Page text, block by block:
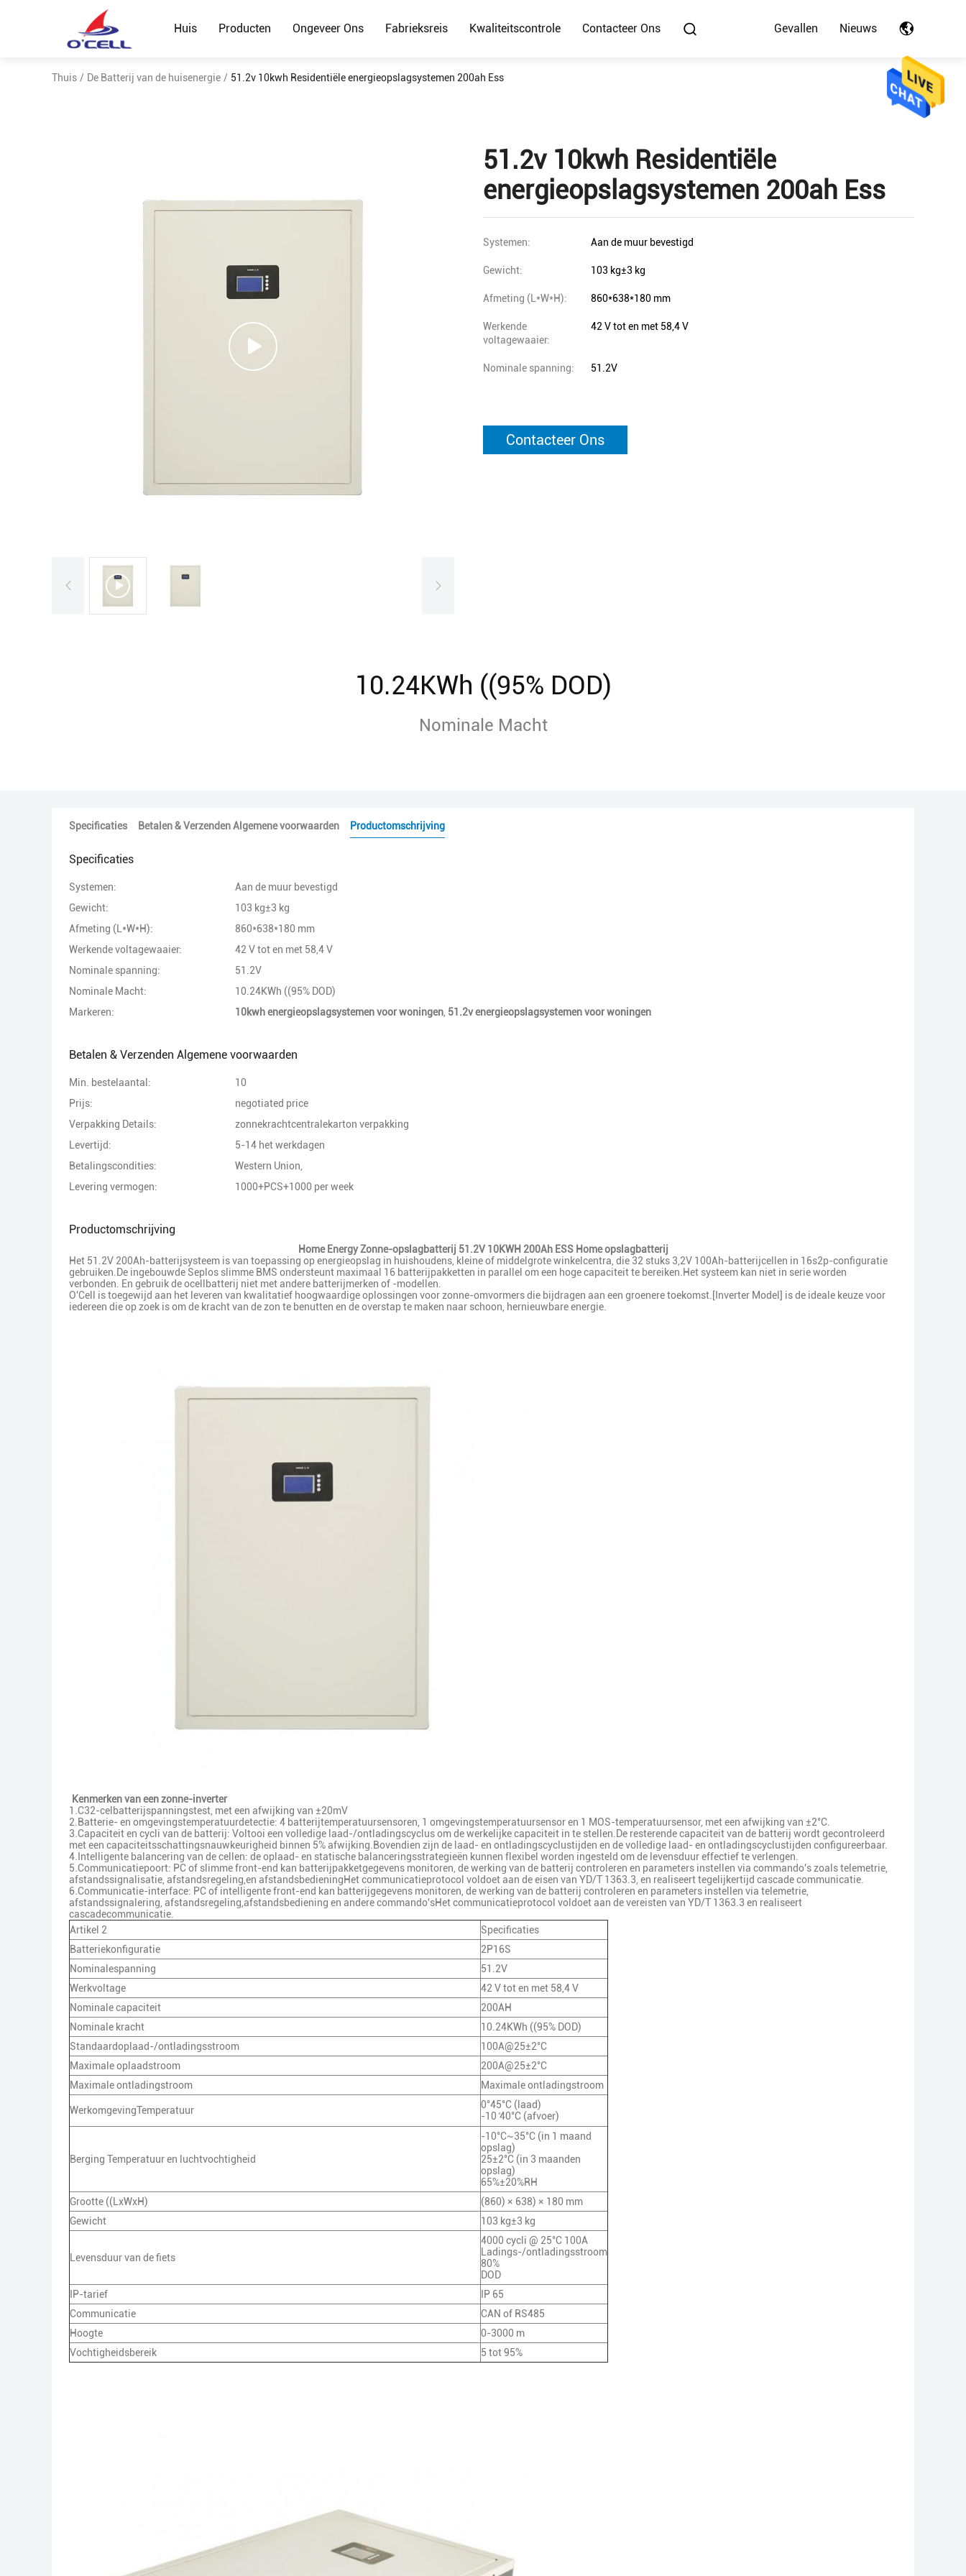
Huis Producten Ongeveer Ons Fabrieksreis Kwaliteitscontrole Contacteer Ons Gevallen Nieuws
Thuis / De Batterij van de huisenergie / 51.2v 10kwh Residentiële energieopslagsystemen 200ah Ess
51.2v 10kwh Residentiële
energieopslagsystemen 200ah Ess
Systemen: Aan de muur bevestigd
Gewicht: 103 kg±3 kg
Afmeting (L*W*H): 860*638*180 mm
Werkende
voltagewaaier:
42 V tot en met 58,4 V
Nominale spanning: 51.2V
Contacteer Ons
10.24KWh ((95% DOD)
Nominale Macht
Specificaties Betalen & Verzenden Algemene voorwaarden Productomschrijving
Specificaties
Systemen:
Aan de muur bevestigd
Gewicht:
103 kg±3 kg
Afmeting (L*W*H):
860*638*180 mm
Werkende voltagewaaier:
42 V tot en met 58,4 V
Nominale spanning:
51.2V
Nominale Macht:
10.24KWh ((95% DOD)
Markeren:
10kwh energieopslagsystemen voor woningen 51.2v energieopslagsystemen voor woningen
Betalen & Verzenden Algemene voorwaarden
Min. bestelaantal:
10
Prijs:
negotiated price
Verpakking Details:
zonnekrachtcentralekarton verpakking
Levertijd:
5-14 het werkdagen
Betalingscondities:
Western Union,
Levering vermogen:
1000+PCS+1000 per week
Productomschrijving
Home Energy Zonne-opslagbatterij 51.2V 10KWH 200Ah ESS Home opslagbatterij
Het 51.2V 200Ah-batterijsysteem is van toepassing op energieopslag in huishoudens, kleine of middelgrote winkelcentra, die 32 stuks 3,2V 100Ah-batterijcellen in 16s2p-configuratie
gebruiken.De ingebouwde Seplos slimme BMS ondersteunt maximaal 16 batterijpakketten in parallel om een hoge capaciteit te bereiken.Het systeem kan niet in serie worden
verbonden. En gebruik de ocellbatterij niet met andere batterijmerken of -modellen.
O'Cell is toegewijd aan het leveren van kwalitatief hoogwaardige oplossingen voor zonne-omvormers die bijdragen aan een groenere toekomst.[Inverter Model] is de ideale keuze voor
iedereen die op zoek is om de kracht van de zon te benutten en de overstap te maken naar schoon, hernieuwbare energie.
Kenmerken van een zonne-inverter
1.C32-celbatterijspanningstest, met een afwijking van ±20mV
2.Batterie- en omgevingstemperatuurdetectie: 4 batterijtemperatuursensoren, 1 omgevingstemperatuursensor en 1 MOS-temperatuursensor, met een afwijking van ±2°C.
3.Capaciteit en cycli van de batterij: Voltooi een volledige laad-/ontladingscyclus om de werkelijke capaciteit in te stellen.De resterende capaciteit van de batterij wordt gecontroleerd
met een capaciteitsschattingsnauwkeurigheid binnen 5% afwijking.Bovendien zijn de laad- en ontladingscyclustijden en de volledige laad- en ontladingscyclustijden configureerbaar.
4.Intelligente balancering van de cellen: de oplaad- en statische balanceringsstrategieën kunnen flexibel worden ingesteld om de levensduur effectief te verlengen.
5.Communicatiepoort: PC of slimme front-end kan batterijpakketgegevens monitoren, de werking van de batterij controleren en parameters instellen via commando's zoals telemetrie,
afstandssignalisatie, afstandsregeling,en afstandsbedieningHet communicatieprotocol voldoet aan de eisen van YD/T 1363.3, en realiseert tegelijkertijd cascade communicatie.
6.Communicatie-interface: PC of intelligente front-end kan batterijgegevens monitoren, de werking van de batterij controleren en parameters instellen via telemetrie,
afstandssignalering, afstandsregeling,afstandsbediening en andere commando'sHet communicatieprotocol voldoet aan de vereisten van YD/T 1363.3 en realiseert
cascadecommunicatie.
Artikel 2
Specificaties
Batteriekonfiguratie
2P16S
Nominalespanning
51.2V
Werkvoltage
42 V tot en met 58,4 V
Nominale capaciteit
200AH
Nominale kracht
10.24KWh ((95% DOD)
Standaardoplaad-/ontladingsstroom
100A@25±2°C
Maximale oplaadstroom
200A@25±2°C
Maximale ontladingstroom
Maximale ontladingstroom
WerkomgevingTemperatuur
0°45°C (laad)
-10 ̊40°C (afvoer)
Berging Temperatuur en luchtvochtigheid
-10°C~35°C (in 1 maand
opslag)
25±2°C (in 3 maanden
opslag)
65%±20%RH
Grootte ((LxWxH)
(860) × 638) × 180 mm
Gewicht
103 kg±3 kg
Levensduur van de fiets
4000 cycli @ 25°C 100A
Ladings-/ontladingsstroom
80%
DOD
IP-tarief
IP 65
Communicatie
CAN of RS485
Hoogte
0-3000 m
Vochtigheidsbereik
5 tot 95%